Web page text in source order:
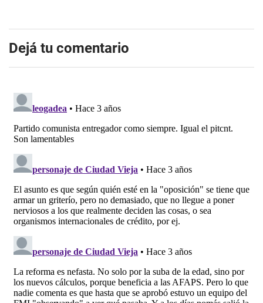
Dejá tu comentario